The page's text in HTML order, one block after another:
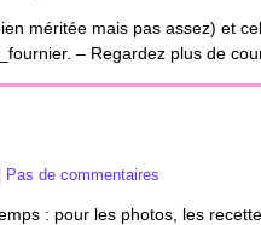
méritée mais pas assez) et
– Regardez plus de
Pas de commentaires
: pour les photos, les